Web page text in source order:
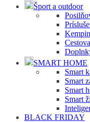
Šport a outdoor
SMART HOME
Smart
Smart
Smart
Smart
BLACK FRIDAY